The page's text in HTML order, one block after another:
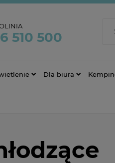
510 500
Dla biura